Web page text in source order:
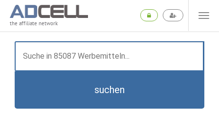
the affiliate network
suchen